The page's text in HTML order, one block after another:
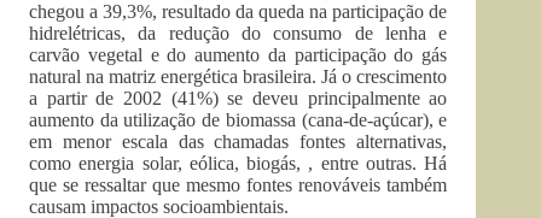
chegou a 39,3%, resultado da queda na participação de
hidrelétricas, da redução do consumo de lenha e
carvão vegetal e do aumento da participação do gás
natural na matriz energética brasileira. Já o crescimento
a partir de 2002 (41%) se deveu principalmente ao
aumento da utilização de biomassa (cana-de-açúcar), e
em menor escala das chamadas fontes alternativas,
como energia solar, eólica, biogás, , entre outras. Há
que se ressaltar que mesmo fontes renováveis também
causam impactos socioambientais.